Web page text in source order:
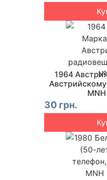
1964
30 грн.